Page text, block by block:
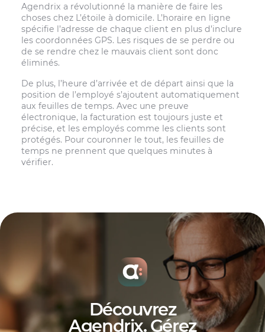
Agendrix a révolutionné la manière de faire les
choses chez L’étoile à domicile. L’horaire en ligne
spécifie l’adresse de chaque client en plus d’inclure
les coordonnées GPS. Les risques de se perdre ou
de se rendre chez le mauvais client sont donc
éliminés.
De plus, l’heure d’arrivée et de départ ainsi que la
position de l’employé s’ajoutent automatiquement
aux feuilles de temps. Avec une preuve
électronique, la facturation est toujours juste et
précise, et les employés comme les clients sont
protégés. Pour couronner le tout, les feuilles de
temps ne prennent que quelques minutes à
vérifier.
Découvrez
Agendrix. Gérez